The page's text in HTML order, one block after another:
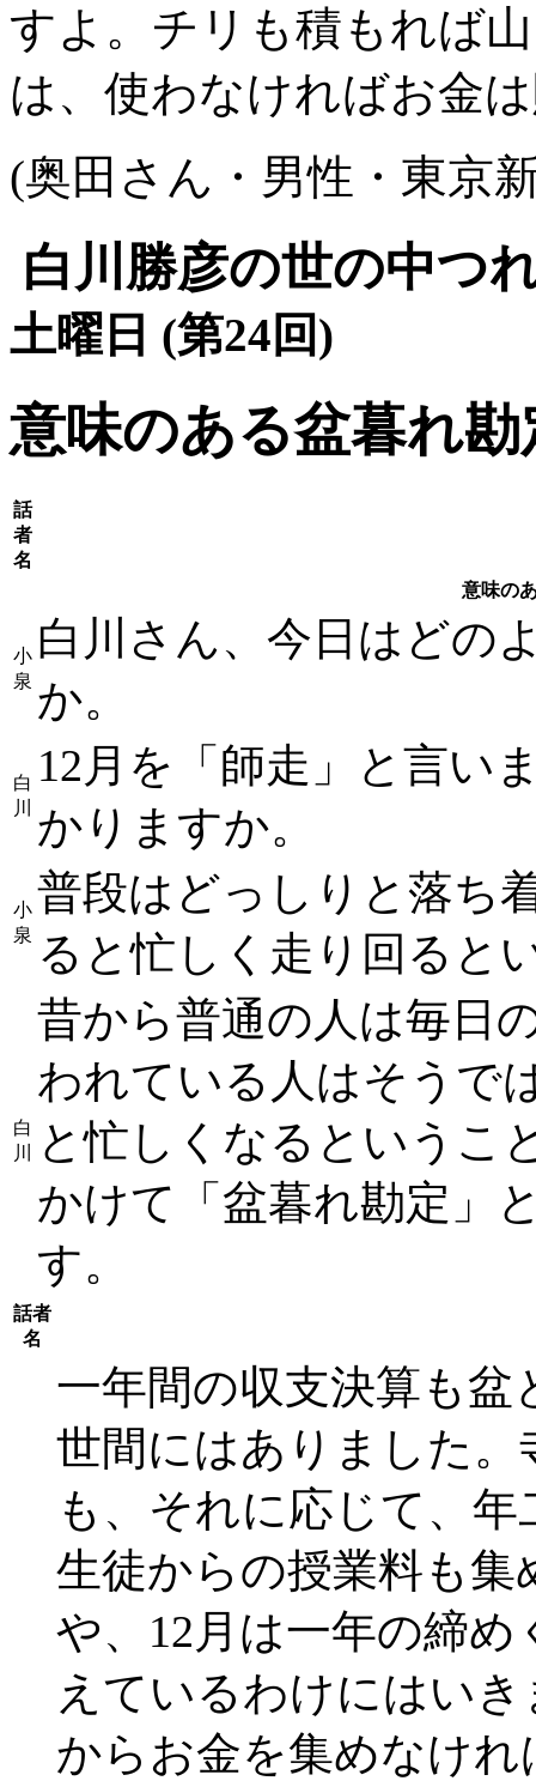
すよ。チリも積もれば
は、使わなければお金
(奥田さん・男性・東京
白川勝彦の世の中つ
土曜日 (第24回)
意味のある盆暮れ
話
者
名
意味の
小
泉
白川さん、今日はどの
か。
白
川
12月を「師走」と言い
かりますか。
小
泉
普段はどっしりと落ち
ると忙しく走り回ると
白
川
昔から普通の人は毎日
われている人はそうで
と忙しくなるというこ
かけて「盆暮れ勘定」
す。
話者
名
一年間の収支決算も
世間にはありました
も、それに応じて、
生徒からの授業料も
や、12月は一年の締
えているわけにはい
からお金を集めなけ